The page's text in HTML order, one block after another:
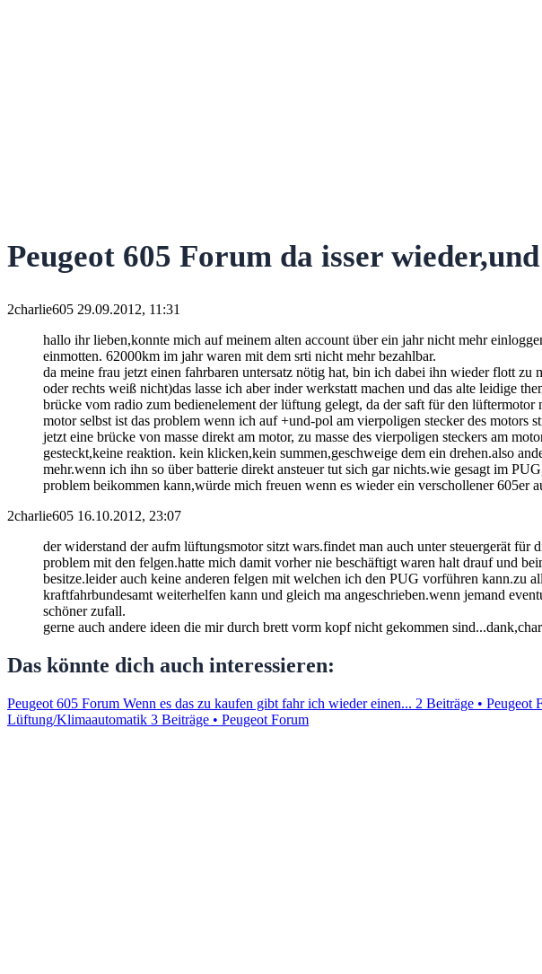
Peugeot 605 Forum da isser
2charlie605 29.09.2012, 11:31
hallo ihr lieben,konnte mich auf meinem alten account über ein jahr nicht mehr
einmotten. 62000km im jahr waren mit dem srti nicht mehr bezahlbar.
da meine frau jetzt einen fahrbaren untersatz nötig hat, bin ich dabei ihn wieder flott
oder rechts weiß nicht)das lasse ich aber inder werkstatt machen und das alte leidige
brücke vom radio zum bedienelement der lüftung gelegt, da der saft für den
motor selbst ist das problem wenn ich auf +und-pol am vierpoligen stecker des motors
jetzt eine brücke von masse direkt am motor, zu masse des vierpoligen steckers am
gesteckt,keine reaktion. kein klicken,kein summen,geschweige dem ein drehen.also
mehr.wenn ich ihn so über batterie direkt ansteuer tut sich gar nichts.wie gesagt im
problem beikommen kann,würde mich freuen wenn es wieder ein verschollener 605er
2charlie605 16.10.2012, 23:07
der widerstand der aufm lüftungsmotor sitzt wars.findet man auch unter steuergerät
problem mit den felgen.hatte mich damit vorher nie beschäftigt waren halt drauf und
besitze.leider auch keine anderen felgen mit welchen ich den PUG vorführen kann.zu
kraftfahrbundesamt weiterhelfen kann und gleich ma angeschrieben.wenn jemand
schöner zufall.
gerne auch andere ideen die mir durch brett vorm kopf nicht gekommen
Das könnte dich auch interessieren:
Peugeot 605 Forum Wenn es das zu kaufen gibt fahr ich wieder einen... 2 Beiträge • Peugeot
Lüftung/Klimaautomatik 3 Beiträge • Peugeot Forum